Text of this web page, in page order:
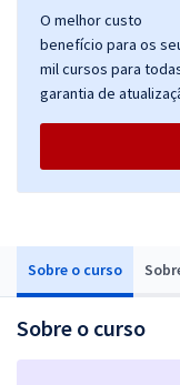
Sobre o curso
Sobre o curso
O melhor custo
benefício para os
mil cursos para
garantia de